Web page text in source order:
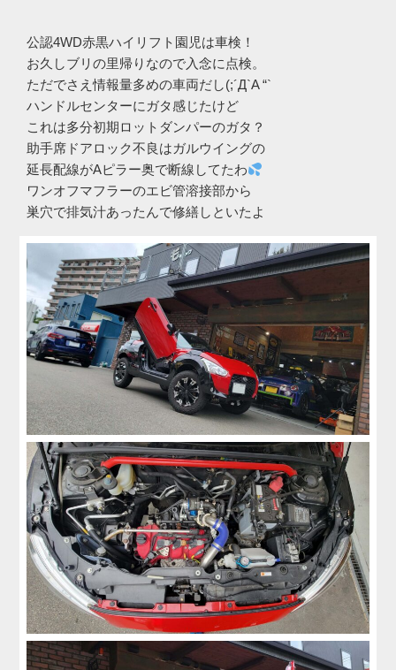
公認4WD赤黒ハイリフト園児は車検！
お久しブリの里帰りなので入念に点検。
ただでさえ情報量多めの車両だし(;´Д`A “`
ハンドルセンターにガタ感じたけど
これは多分初期ロットダンパーのガタ？
助手席ドアロック不良はガルウイングの
延長配線がAピラー奥で断線してたわ
ワンオフマフラーのエビ管溶接部から
巣穴で排気汁あったんで修繕しといたよ